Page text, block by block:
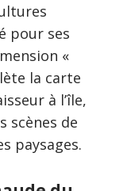
pour ses
«
la carte
à l’île,
scènes de
paysages.